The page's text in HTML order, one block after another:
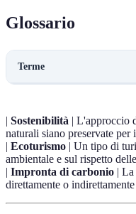
Glossario
Terme
| Sostenibilità | L'approccio
naturali siano preservate per
| Ecoturismo | Un tipo di
ambientale e sul rispetto
| Impronta di carbonio | La
direttamente o